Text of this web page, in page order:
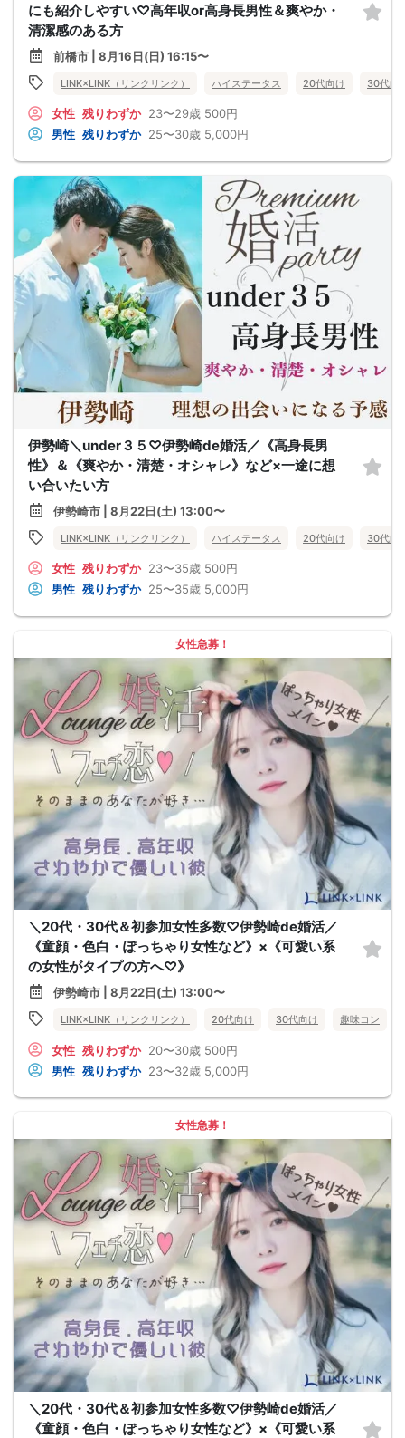
にも紹介しやすい♡高年収or高身長男性＆爽やか・
清潔感のある方
前橋市 | 8月16日(日) 16:15〜
LINK×LINK（リンクリンク） ハイステータス 20代向け 30代向
女性 残りわずか 23〜29歳 500円
男性 残りわずか 25〜30歳 5,000円
伊勢崎＼under３５♡伊勢崎de婚活／《高身長男
性》＆《爽やか・清楚・オシャレ》など×一途に想
い合いたい方
伊勢崎市 | 8月22日(土) 13:00〜
LINK×LINK（リンクリンク） ハイステータス 20代向け 30代向
女性 残りわずか 23〜35歳 500円
男性 残りわずか 25〜35歳 5,000円
女性急募！
＼20代・30代＆初参加女性多数♡伊勢崎de婚活／
《童顔・色白・ぽっちゃり女性など》×《可愛い系
の女性がタイプの方へ♡》
伊勢崎市 | 8月22日(土) 13:00〜
LINK×LINK（リンクリンク） 20代向け 30代向け 趣味コン
女性 残りわずか 20〜30歳 500円
男性 残りわずか 23〜32歳 5,000円
女性急募！
＼20代・30代＆初参加女性多数♡伊勢崎de婚活／
《童顔・色白・ぽっちゃり女性など》×《可愛い系